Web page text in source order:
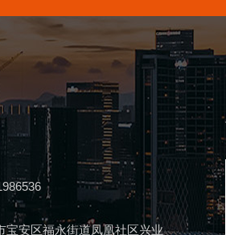
宝安区福永街道凤凰社区兴业